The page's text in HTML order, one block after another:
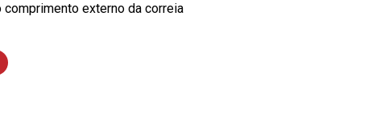
externo da correia